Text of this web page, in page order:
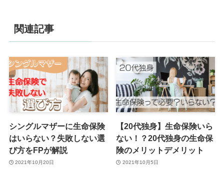
関連記事
シングルマザーに生命保険
はいらない？失敗しない選
び方をFPが解説
2021年10月20日
【20代独身】生命保険いら
ない！？20代独身の生命保
険のメリットデメリット
2021年10月5日